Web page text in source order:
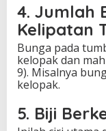
4. Jumlah
Kelipatan
Bunga pada
kelopak dan
9). Misalnya
kelopak.
5. Biji